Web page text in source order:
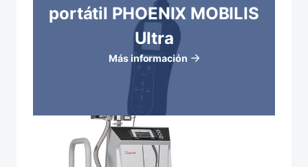
portátil PHOENIX MOBILIS
Ultra
Más información